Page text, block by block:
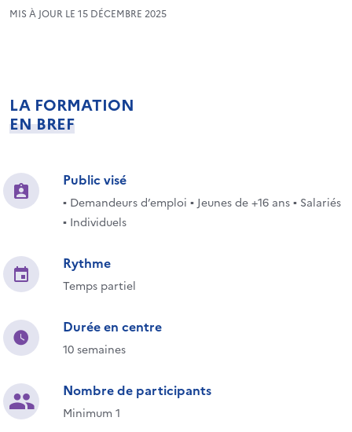
MIS À JOUR LE 15 DÉCEMBRE 2025
LA FORMATION
EN BREF
Public visé
▪ Demandeurs d’emploi ▪ Jeunes de +16 ans ▪ Salariés
▪ Individuels
Rythme
Temps partiel
Durée en centre
10 semaines
Nombre de participants
Minimum 1